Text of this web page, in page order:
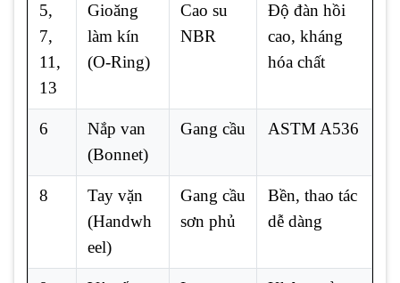
5,
7,
11,
13
Gioăng
làm kín
(O-Ring)
Cao su
NBR
Độ đàn hồi
cao, kháng
hóa chất
6
Nắp van
(Bonnet)
Gang cầu ASTM A536
8
Tay vặn
(Handwh
eel)
Gang cầu
sơn phủ
Bền, thao tác
dễ dàng